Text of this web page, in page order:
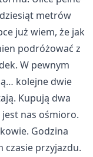
metrów
już wiem, że jak
podróżować z
W pewnym
kolejne dwie
Kupują dwa
nas ośmioro.
Godzina
czasie przyjazdu.